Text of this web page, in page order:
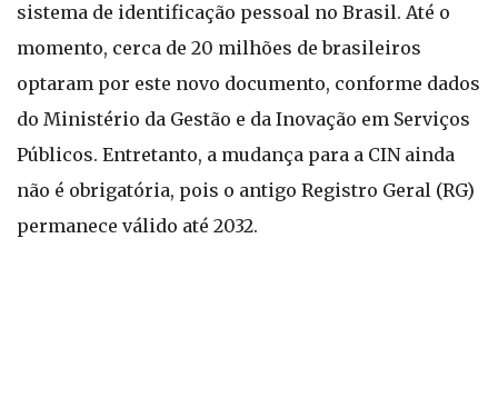
sistema de identificação pessoal no Brasil. Até o
momento, cerca de 20 milhões de brasileiros
optaram por este novo documento, conforme dados
do Ministério da Gestão e da Inovação em Serviços
Públicos. Entretanto, a mudança para a CIN ainda
não é obrigatória, pois o antigo Registro Geral (RG)
permanece válido até 2032.